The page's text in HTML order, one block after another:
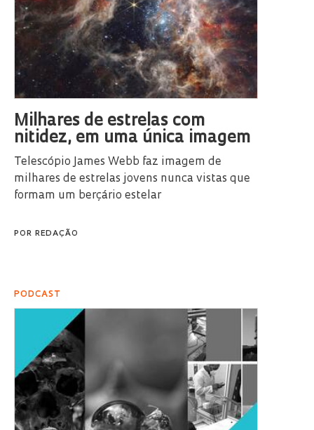
Milhares de estrelas com
nitidez, em uma única imagem
Telescópio James Webb faz imagem de
milhares de estrelas jovens nunca vistas que
formam um berçário estelar
POR REDAÇÃO
PODCAST